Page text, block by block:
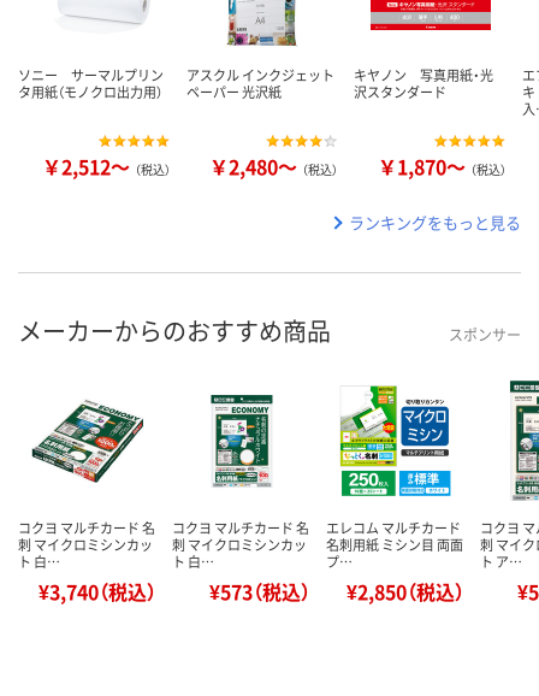
ソニー サーマルプリン
タ用紙（モノクロ出力用）
￥2,512～ （税込）
アスクル インクジェット
ペーパー 光沢紙
￥2,480～ （税込）
キヤノン 写真用紙・光
沢スタンダード
￥1,870～ （税込）
キ
ランキングをもっと見る
メーカーからのおすすめ商品 スポンサー
コクヨ マルチカード 名
刺 マイクロミシンカッ
ト 白…
¥3,740（税込）
コクヨ マルチカード 名
刺 マイクロミシンカッ
ト 白…
¥573（税込）
エレコム マルチカード
名刺用紙 ミシン目 両面
プ…
¥2,850（税込）
コクヨ
刺 マイ
ト ア…